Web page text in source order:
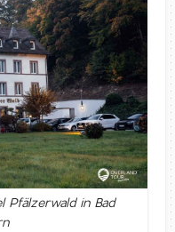
Pfälzerwald in Bad